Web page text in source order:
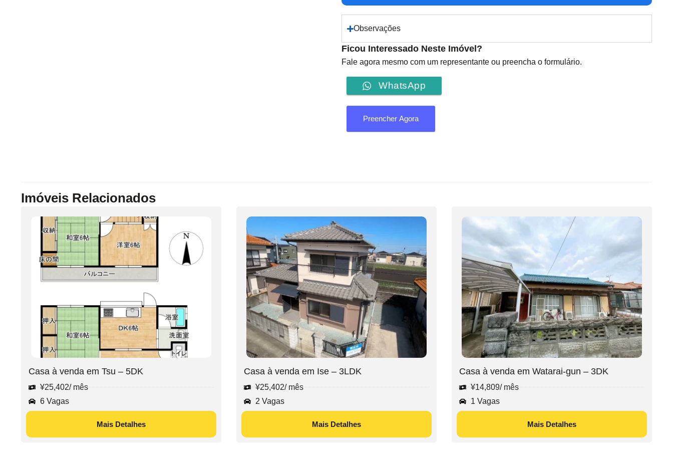
Observações
Ficou Interessado Neste Imóvel?
Fale agora mesmo com um representante ou preencha o formulário.
WhatsApp
Preencher Agora
Imóveis Relacionados
Casa à venda em Tsu – 5DK
¥25,402/ mês
6 Vagas
Mais Detalhes
Casa à venda em Ise – 3LDK
¥25,402/ mês
2 Vagas
Mais Detalhes
Casa à venda em Watarai-gun – 3DK
¥14,809/ mês
1 Vagas
Mais Detalhes